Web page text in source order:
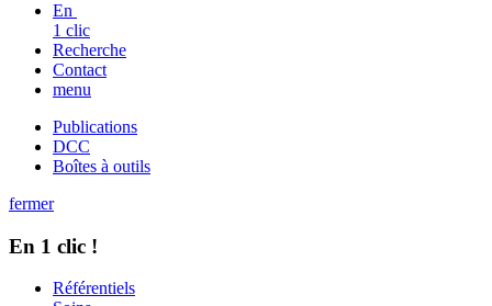
En
1 clic
Recherche
Contact
menu
Publications
DCC
Boîtes à outils
fermer
En 1 clic !
Référentiels